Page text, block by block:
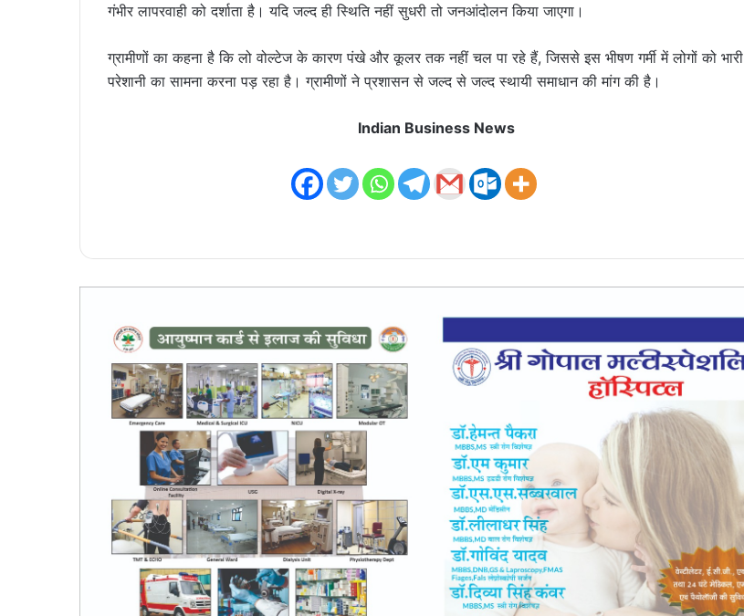
गंभीर लापरवाही को दर्शाता है। यदि जल्द ही स्थिति नहीं सुधरी तो जनआंदोलन किया जाएगा।
ग्रामीणों का कहना है कि लो वोल्टेज के कारण पंखे और कूलर तक नहीं चल पा रहे हैं, जिससे इस भीषण गर्मी में लोगों को भारी
परेशानी का सामना करना पड़ रहा है। ग्रामीणों ने प्रशासन से जल्द से जल्द स्थायी समाधान की मांग की है।
Indian Business News